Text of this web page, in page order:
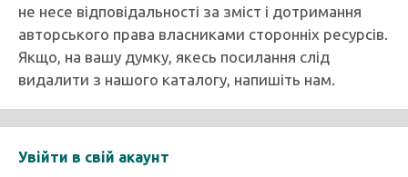
не несе відповідальності за зміст і дотримання
авторського права власниками сторонніх ресурсів.
Якщо, на вашу думку, якесь посилання слід
видалити з нашого каталогу, напишіть нам.
Увійти в свій акаунт